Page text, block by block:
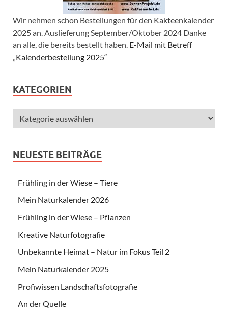
Wir nehmen schon Bestellungen für den Kakteenkalender
2025 an. Auslieferung September/Oktober 2024 Danke
an alle, die bereits bestellt haben. E-Mail mit Betreff
„Kalenderbestellung 2025“
KATEGORIEN
NEUESTE BEITRÄGE
Frühling in der Wiese – Tiere
Mein Naturkalender 2026
Frühling in der Wiese – Pflanzen
Kreative Naturfotografie
Unbekannte Heimat – Natur im Fokus Teil 2
Mein Naturkalender 2025
Profiwissen Landschaftsfotografie
An der Quelle